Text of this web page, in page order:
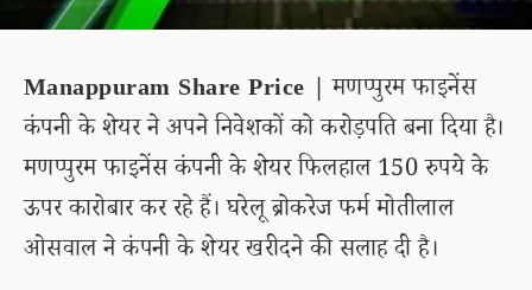
Manappuram Share Price | मणप्पुरम फाइनेंस
कंपनी के शेयर ने अपने निवेशकों को करोड़पति बना दिया है।
मणप्पुरम फाइनेंस कंपनी के शेयर फिलहाल 150 रुपये के
ऊपर कारोबार कर रहे हैं। घरेलू ब्रोकरेज फर्म मोतीलाल
ओसवाल ने कंपनी के शेयर खरीदने की सलाह दी है।